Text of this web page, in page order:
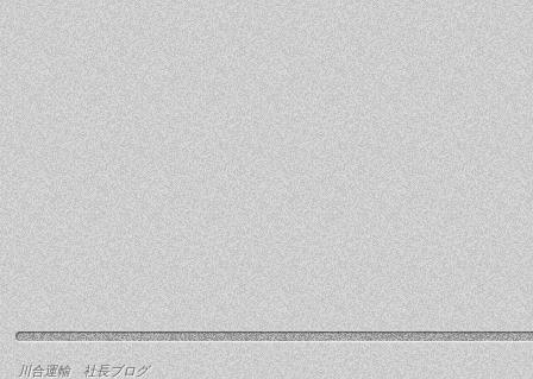
川合運輸 社長ブログ